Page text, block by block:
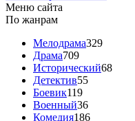
Меню сайта
По жанрам
Мелодрама329
Драма709
Исторический68
Детектив55
Боевик119
Военный36
Комедия186